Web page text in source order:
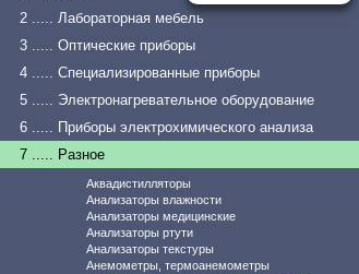
2 ..... Лабораторная мебель
3 ..... Оптические приборы
4 ..... Специализированные приборы
5 ..... Электронагревательное оборудование
6 ..... Приборы электрохимического анализа
7 ..... Разное
Аквадистилляторы
Анализаторы влажности
Анализаторы медицинские
Анализаторы ртути
Анализаторы текстуры
Анемометры, термоанемометры